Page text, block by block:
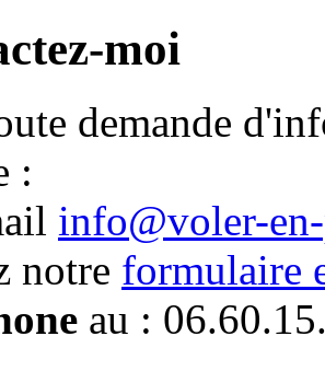
moi
demande
:
info@voler-
notre formulaire
au :